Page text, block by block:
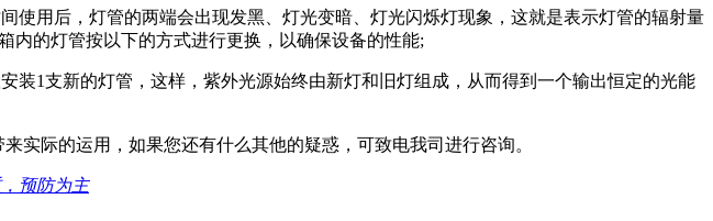
用后，灯管的两端会出现发黑、灯光变暗、灯光闪烁灯现象，这就是表示灯管的辐射量
内的灯管按以下的方式进行更换，以确保设备的性能;
1支新的灯管，这样，紫外光源始终由新灯和旧灯组成，从而得到一个输出恒定的光能
实际的运用，如果您还有什么其他的疑惑，可致电我司进行咨询。
预防为主